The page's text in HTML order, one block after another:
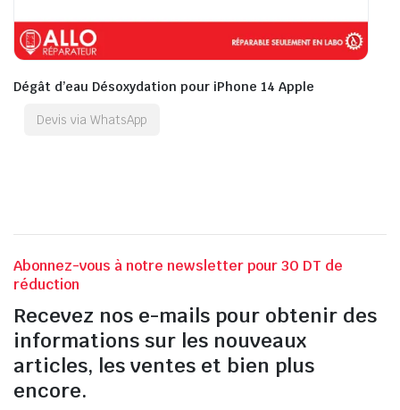
Dégât d’eau Désoxydation pour iPhone 14 Apple
Devis via WhatsApp
Abonnez-vous à notre newsletter pour 30 DT de
réduction
Recevez nos e-mails pour obtenir des
informations sur les nouveaux
articles, les ventes et bien plus
encore.